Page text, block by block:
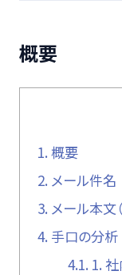
概要
1. 概要
2. メール件名
3. メール本文
4. 手口の分析
4.1. 1.